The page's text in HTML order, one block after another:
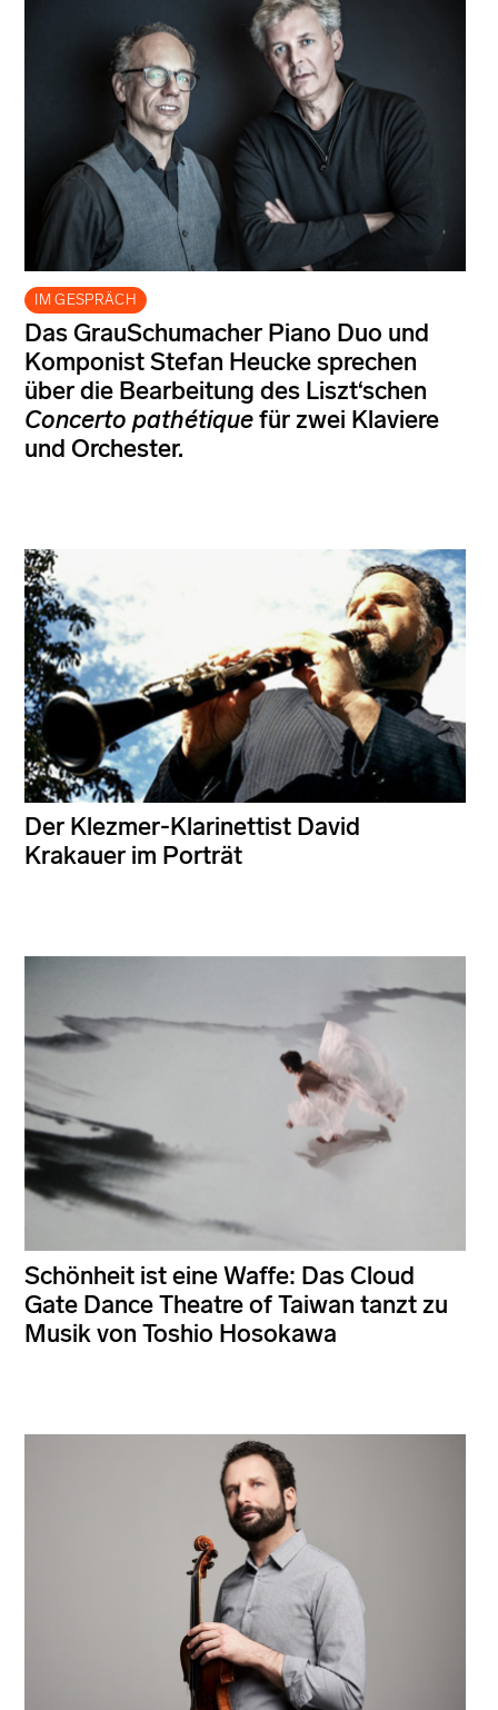
IM GESPRÄCH
Das GrauSchumacher Piano Duo und
Komponist Stefan Heucke sprechen
über die Bearbeitung des Liszt‘schen
Concerto pathétiquefür zwei Klaviere
und Orchester.
Der Klezmer-Klarinettist David
Krakauer im Porträt
Schönheit ist eine Waffe: Das Cloud
Gate Dance Theatre of Taiwan tanzt zu
Musik von Toshio Hosokawa